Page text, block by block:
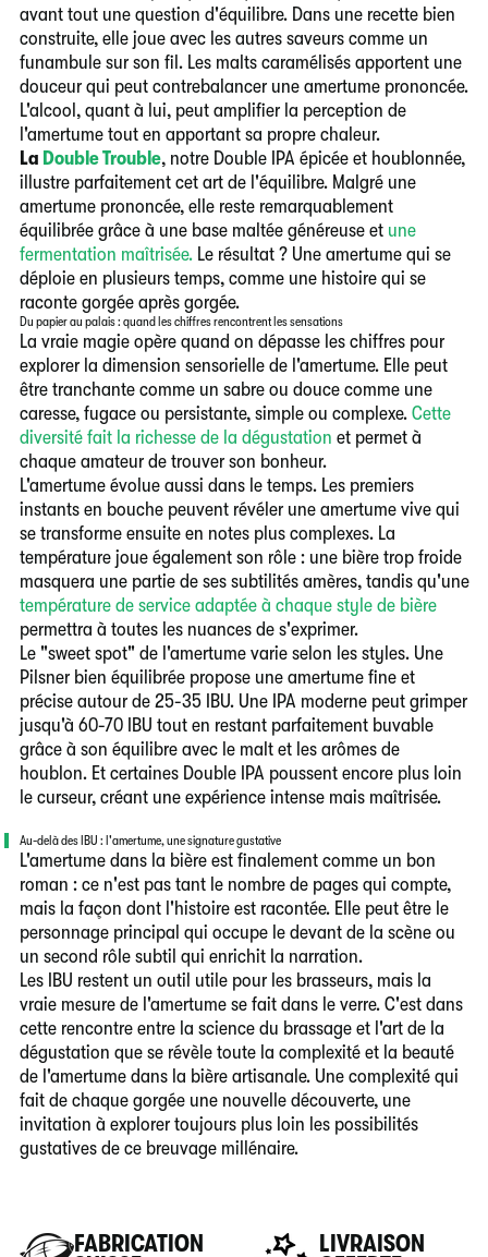
avant tout une question d'équilibre. Dans une recette bien
construite, elle joue avec les autres saveurs comme un
funambule sur son fil. Les malts caramélisés apportent une
douceur qui peut contrebalancer une amertume prononcée.
L'alcool, quant à lui, peut amplifier la perception de
l'amertume tout en apportant sa propre chaleur.
La Double Trouble, notre Double IPA épicée et houblonnée,
illustre parfaitement cet art de l'équilibre. Malgré une
amertume prononcée, elle reste remarquablement
équilibrée grâce à une base maltée généreuse et une
fermentation maîtrisée.Le résultat ? Une amertume qui se
déploie en plusieurs temps, comme une histoire qui se
raconte gorgée après gorgée.
Du papier au palais : quand les chiffres rencontrent les sensations
La vraie magie opère quand on dépasse les chiffres pour
explorer la dimension sensorielle de l'amertume. Elle peut
être tranchante comme un sabre ou douce comme une
caresse, fugace ou persistante, simple ou complexe. Cette
diversité fait la richesse de la dégustation et permet à
chaque amateur de trouver son bonheur.
L'amertume évolue aussi dans le temps. Les premiers
instants en bouche peuvent révéler une amertume vive qui
se transforme ensuite en notes plus complexes. La
température joue également son rôle : une bière trop froide
masquera une partie de ses subtilités amères, tandis qu'une
température de service adaptée à chaque style de bière
permettra à toutes les nuances de s'exprimer.
Le "sweet spot" de l'amertume varie selon les styles.Une
Pilsner bien équilibrée propose une amertume fine et
précise autour de 25-35 IBU. Une IPA moderne peut grimper
jusqu'à 60-70 IBU tout en restant parfaitement buvable
grâce à son équilibre avec le malt et les arômes de
houblon. Et certaines Double IPA poussent encore plus loin
le curseur, créant une expérience intense mais maîtrisée.
Au-delà des IBU : l'amertume, une signature gustative
L'amertume dans la bière est finalement comme un bon
roman : ce n'est pas tant le nombre de pages qui compte,
mais la façon dont l'histoire est racontée. Elle peut être le
personnage principal qui occupe le devant de la scène ou
un second rôle subtil qui enrichit la narration.
Les IBU restent un outil utile pour les brasseurs, mais la
vraie mesure de l'amertume se fait dans le verre. C'est dans
cette rencontre entre la science du brassage et l'art de la
dégustation que se révèle toute la complexité et la beauté
de l'amertume dans la bière artisanale. Une complexité qui
fait de chaque gorgée une nouvelle découverte, une
invitation à explorer toujours plus loin les possibilités
gustatives de ce breuvage millénaire.
FABRICATION
LIVRAISON